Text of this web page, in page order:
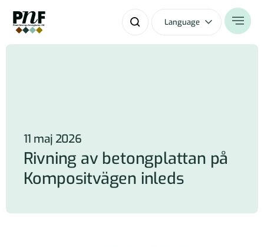
Language
11 maj 2026
Rivning av betongplattan på
Kompositvägen inleds